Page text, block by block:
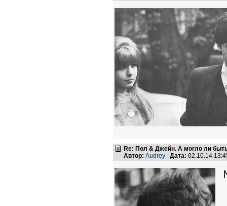
Re: Пол & Джейн. А могло ли
Автор: Audrey Дата: 02.10.14